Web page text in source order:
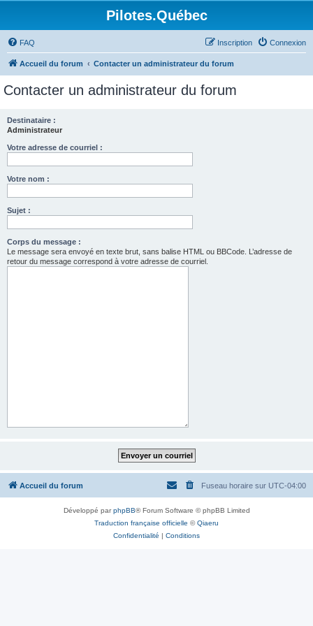
Pilotes.Québec
FAQ Connexion
Inscription
Accueil du forum Contacter un administrateur du forum
Contacter un administrateur du forum
Destinataire :
Administrateur
Votre adresse de courriel :
Votre nom :
Sujet :
Corps du message :
Le message sera envoyé en texte brut, sans balise HTML ou BBCode. L’adresse de
retour du message correspond à votre adresse de courriel.
Accueil du forum Fuseau horaire sur UTC-04:00
Développé parphpBB® Forum Software © phpBB Limited
Traduction française officielle ©Qiaeru
Confidentialité | Conditions